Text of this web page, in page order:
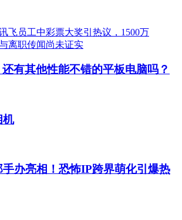
有其他性能不错的平板电脑吗？
机
手办亮相！恐怖IP跨界萌化引爆热